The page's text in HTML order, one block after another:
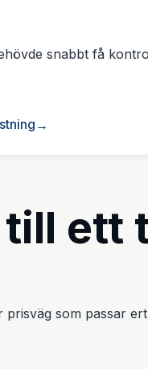
snabbt få
ett
som passar